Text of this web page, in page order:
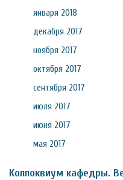
января 2018
декабря 2017
ноября 2017
октября 2017
сентября 2017
июля 2017
июня 2017
мая 2017
Коллоквиум кафедры.